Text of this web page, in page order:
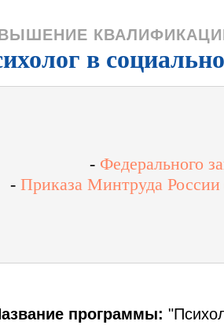
в
- Федерального
- Приказа Минтруда
программы: